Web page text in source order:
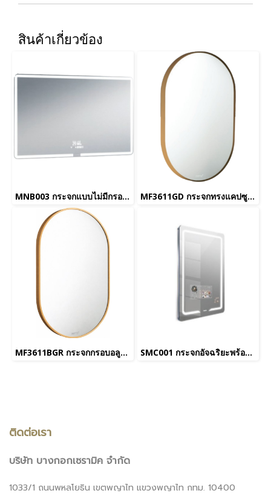
สินค้าเกี่ยวข้อง
MNB003 กระจกแบบไม่มีกรอบพร้อมไฟ LED ลำโพงบลูทูธและระบบไล่ฝ้า รุ่น LENZO MF3611GD กระจกทรงแคปซูลกรอบสีทอง หนา 3 มม. 500x750 มม. รุ่น VINCENT_ยกเลิกการผลิต
MF3611BGR กระจกกรอบอลูมิเนียมทอง ขนาด 50x75 cm. SMC001 กระจกอัจฉริยะพร้อมจอTV
ติดต่อเรา
บริษัท บางกอกเซรามิค จำกัด
1033/1 ถนนพหลโยธิน เขตพญาไท แขวงพญาไท กทม. 10400